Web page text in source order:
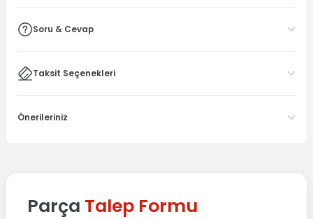
Soru & Cevap
Taksit Seçenekleri
Önerileriniz
Parça Talep Formu